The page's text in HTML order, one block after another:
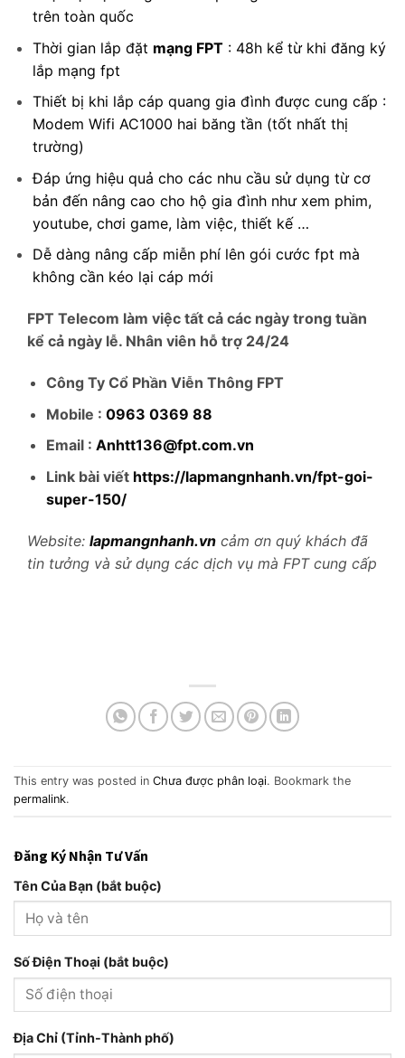
trên toàn quốc
Thời gian lắp đặt mạng FPT: 48h kể từ khi đăng ký
lắp mạng fpt
Thiết bị khi lắp cáp quang gia đình được cung cấp :
Modem Wifi AC1000 hai băng tần (tốt nhất thị
trường)
Đáp ứng hiệu quả cho các nhu cầu sử dụng từ cơ
bản đến nâng cao cho hộ gia đình như xem phim,
youtube, chơi game, làm việc, thiết kế …
Dễ dàng nâng cấp miễn phí lên gói cước fpt mà
không cần kéo lại cáp mới
FPT Telecom làm việc tất cả các ngày trong tuần
kể cả ngày lễ. Nhân viên hỗ trợ 24/24
Công Ty Cổ Phần Viễn Thông FPT
Mobile : 0963 0369 88
Email : Anhtt136@fpt.com.vn
Link bài viết https://lapmangnhanh.vn/fpt-goi-
super-150/
Website: lapmangnhanh.vn cảm ơn quý khách đã
tin tưởng và sử dụng các dịch vụ mà FPT cung cấp
This entry was posted in Chưa được phân loại. Bookmark the
permalink.
Đăng Ký Nhận Tư Vấn
Tên Của Bạn (bắt buộc)
Số Điện Thoại (bắt buộc)
Địa Chỉ (Tỉnh-Thành phố)